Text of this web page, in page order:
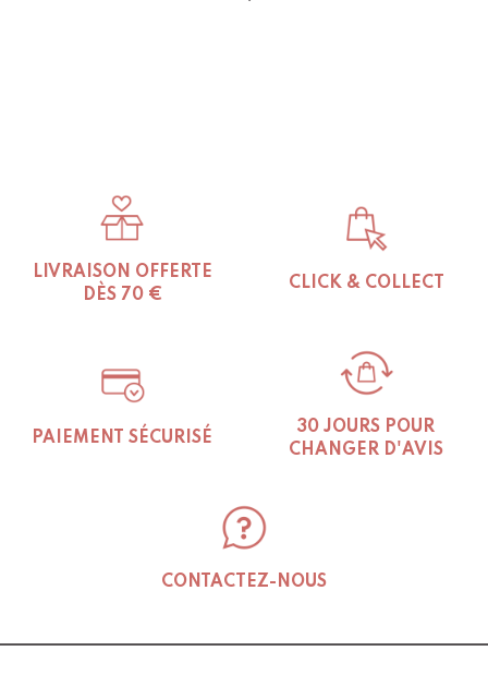
LIVRAISON OFFERTE
DÈS 70 €
CLICK & COLLECT
PAIEMENT SÉCURISÉ
30 JOURS POUR
CHANGER D'AVIS
CONTACTEZ-NOUS